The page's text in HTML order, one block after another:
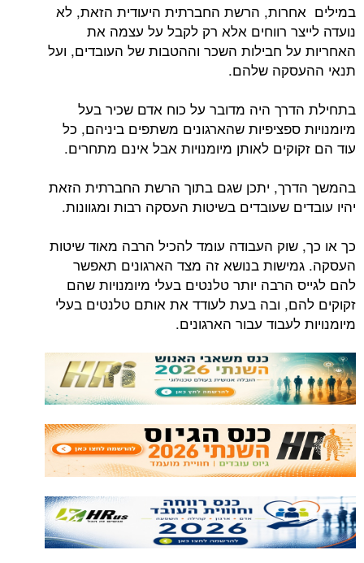
במילים אחרות, הרשת החברתית היעודית הזאת, לא
נועדה לייצר רווחים אלא רק לקבל על עצמה את
האחריות על חבילות השכר וההטבות של העובדים, ועל
תנאי ההעסקה שלהם.
בתחילת הדרך היה מדובר על כוח אדם שכיר בעל
מיומנויות ספציפיות שהארגונים משתפים ביניהם, כל
עוד הם זקוקים לאותן מיומנויות אבל אינם מתחרים.
בהמשך הדרך, יתכן שגם בתוך הרשת החברתית הזאת
יהיו עובדים שעובדים בשיטות העסקה רבות ומגוונות.
כך או כך, שוק העבודה עומד להכיל הרבה מאוד שיטות
העסקה. גמישות בנושא זה מצד הארגונים תאפשר
להם לגייס הרבה יותר טלנטים בעלי מיומנויות שהם
זקוקים להם, ובה בעת לעודד את אותם טלנטים בעלי
מיומנויות לעבוד עבור הארגונים.